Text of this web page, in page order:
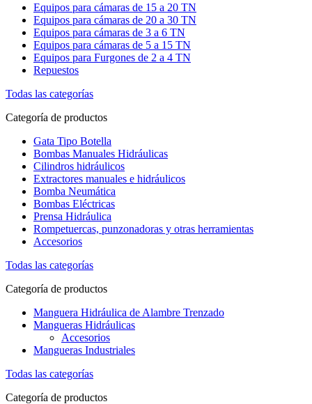
Equipos para cámaras de 15 a 20 TN
Equipos para cámaras de 20 a 30 TN
Equipos para cámaras de 3 a 6 TN
Equipos para cámaras de 5 a 15 TN
Equipos para Furgones de 2 a 4 TN
Repuestos
Todas las categorías
Categoría de productos
Gata Tipo Botella
Bombas Manuales Hidráulicas
Cilindros hidráulicos
Extractores manuales e hidráulicos
Bomba Neumática
Bombas Eléctricas
Prensa Hidráulica
Rompetuercas, punzonadoras y otras herramientas
Accesorios
Todas las categorías
Categoría de productos
Manguera Hidráulica de Alambre Trenzado
Mangueras Hidráulicas
Accesorios
Mangueras Industriales
Todas las categorías
Categoría de productos